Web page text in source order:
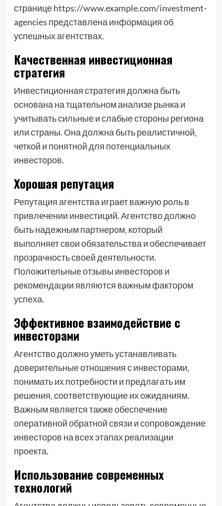
странице https://www.example.com/investment-
agencies представлена информация об
успешных агентствах.
Качественная инвестиционная
стратегия
Инвестиционная стратегия должна быть
основана на тщательном анализе рынка и
учитывать сильные и слабые стороны региона
или страны. Она должна быть реалистичной‚
четкой и понятной для потенциальных
инвесторов.
Хорошая репутация
Репутация агентства играет важную роль в
привлечении инвестиций. Агентство должно
быть надежным партнером‚ который
выполняет свои обязательства и обеспечивает
прозрачность своей деятельности.
Положительные отзывы инвесторов и
рекомендации являются важным фактором
успеха.
Эффективное взаимодействие с
инвесторами
Агентство должно уметь устанавливать
доверительные отношения с инвесторами‚
понимать их потребности и предлагать им
решения‚ соответствующие их ожиданиям.
Важным является также обеспечение
оперативной обратной связи и сопровождение
инвесторов на всех этапах реализации
проекта.
Использование современных
технологий